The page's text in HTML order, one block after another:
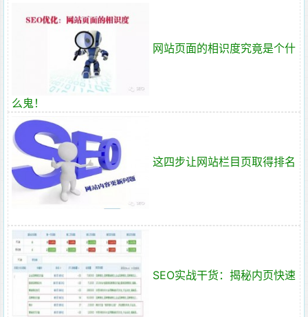
网站页面的相识度究竟是个什
么鬼！
这四步让网站栏目页取得排名
SEO实战干货：揭秘内页快速